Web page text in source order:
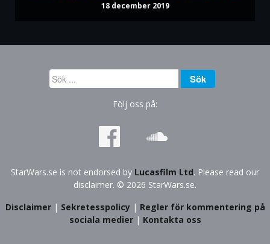
18 december 2019
Sök
...
Sök
Följ oss på:
StarWars.se is not endorsed by Lucasfilm Ltd. Please read our
disclaimer. © 2026 StarWars.se.
Disclaimer| Sekretesspolicy| Regler för kommentering på
sociala medier| Kontakta oss